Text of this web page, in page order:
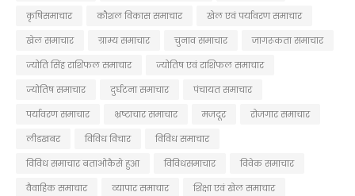
कृषिसमाचार
कौशल विकास समाचार
खेल एवं पर्यावरण समाचार
खेल समाचार
ग्राम्य समाचार चुनाव समाचार
जागरूकता समाचार
ज्योति सिंह राशिफल समाचार
ज्योतिष एवं राशिफल समाचार
ज्योतिष समाचार
दुर्घटना समाचार
पंचायत समाचार
पर्यावरण समाचार
भ्रष्टाचार समाचार मजदूर
रोजगार समाचार
लीडखबर
विविध विचार
विविध समाचार
विविध समाचार बताओकैसे हुआ
विविधसमाचार
विवेक समाचार
वैवाहिक समाचार
व्यापार समाचार
शिक्षा एवं खेल समाचार